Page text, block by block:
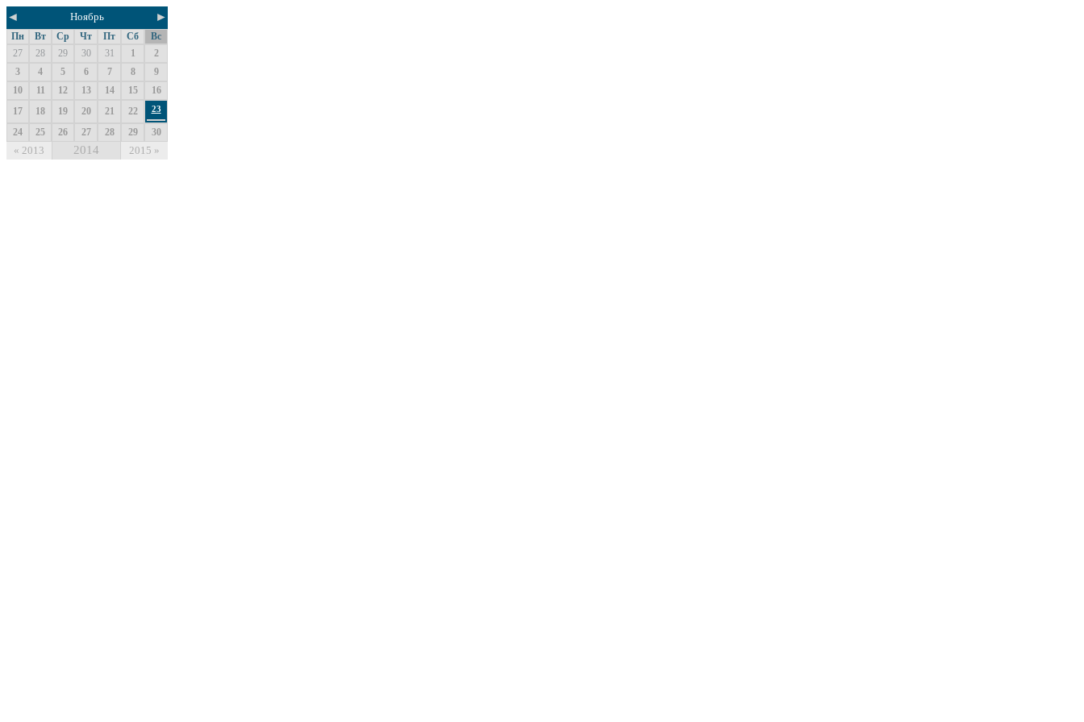
◄ Ноябрь ►
Пн Вт Ср Чт Пт Сб
Вс
27
28 29 30 31 1
2
3
4 5 6 7 8
9
10
11 12 13 14 15
16
17
18 19 20 21 22 23
24 25 26 27 28 29 30
« 2013 2014 2015 »